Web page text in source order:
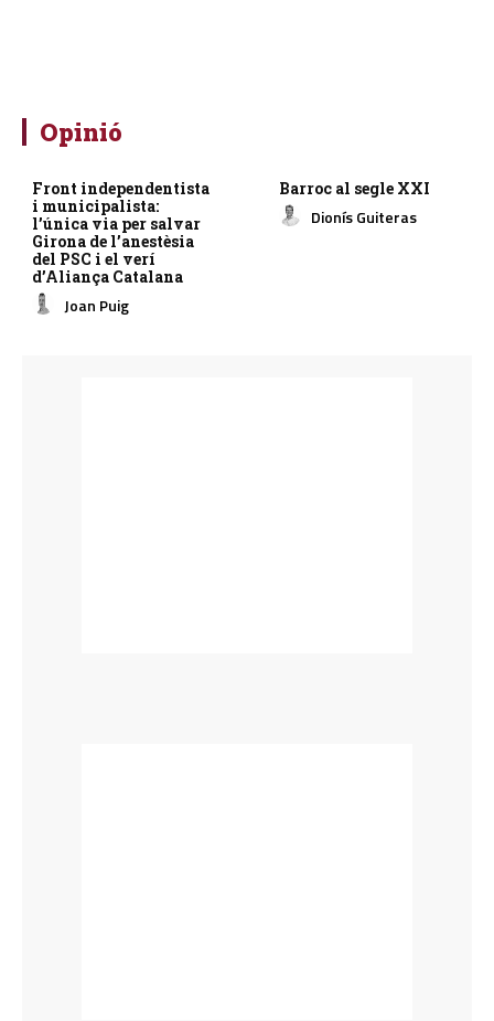
Opinió
Front independentista
i municipalista:
l’única via per salvar
Girona de l’anestèsia
del PSC i el verí
d’Aliança Catalana
Joan Puig
Barroc al segle XXI
Dionís Guiteras